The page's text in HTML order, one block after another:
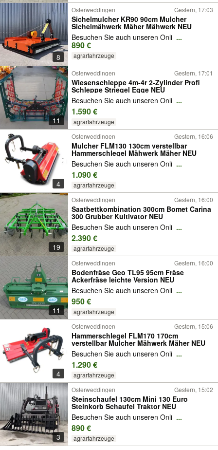
8
Osterweddingen Gestern, 17:03
Sichelmulcher KR90 90cm Mulcher
Sichelmähwerk Mäher Mähwerk NEU
Besuchen Sie auch unseren Onli ...
890 €
agrarfahrzeuge
11
Osterweddingen Gestern, 17:01
Wiesenschleppe 4m-4r 2-Zylinder Profi
Schleppe Striegel Egge NEU
Besuchen Sie auch unseren Onli ...
1.590 €
agrarfahrzeuge
4
Osterweddingen Gestern, 16:06
Mulcher FLM130 130cm verstellbar
Hammerschlegel Mähwerk Mäher NEU
Besuchen Sie auch unseren Onli ...
1.090 €
agrarfahrzeuge
19
Osterweddingen Gestern, 16:00
Saatbettkombination 300cm Bomet Carina
300 Grubber Kultivator NEU
Besuchen Sie auch unseren Onli ...
2.390 €
agrarfahrzeuge
11
Osterweddingen Gestern, 16:00
Bodenfräse Geo TL95 95cm Fräse
Ackerfräse leichte Version NEU
Besuchen Sie auch unseren Onli ...
950 €
agrarfahrzeuge
4
Osterweddingen Gestern, 15:06
Hammerschlegel FLM170 170cm
verstellbar Mulcher Mähwerk Mäher NEU
Besuchen Sie auch unseren Onli ...
1.290 €
agrarfahrzeuge
3
Osterweddingen Gestern, 15:02
Steinschaufel 130cm Mini 130 Euro
Steinkorb Schaufel Traktor NEU
Besuchen Sie auch unseren Onli ...
890 €
agrarfahrzeuge